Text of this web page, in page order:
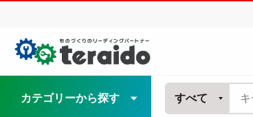
カテゴリーから探す すべて